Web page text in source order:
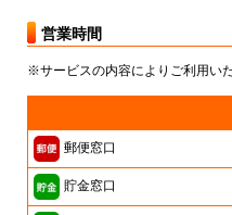
営業時間
※サービスの内容によりご利用い
郵便窓口
貯金窓口